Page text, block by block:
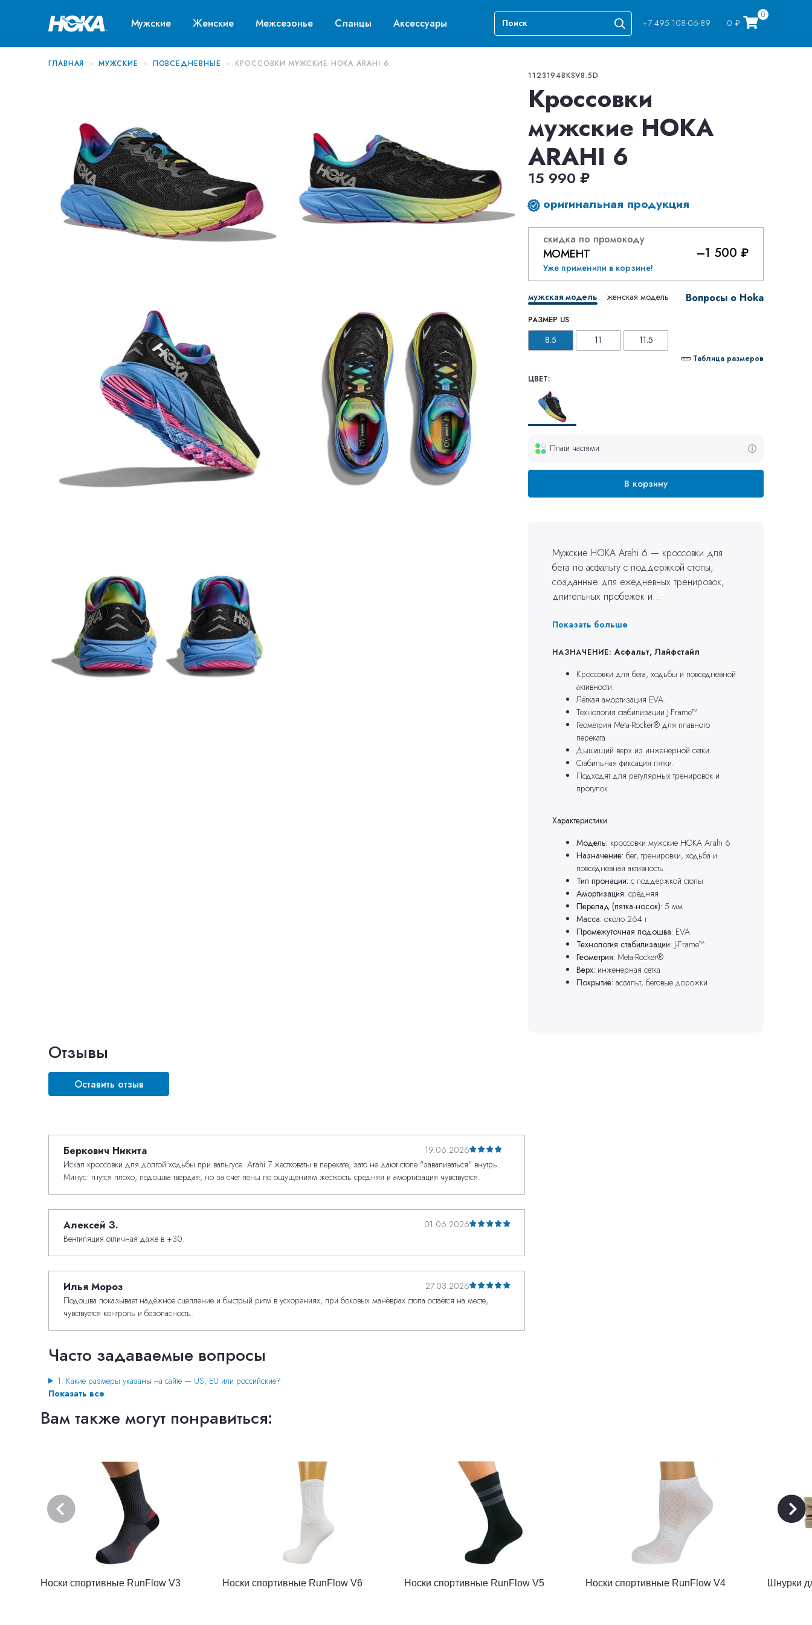
Мужские Женские Межсезонье Сланцы Аксессуары Go +7 495 108-06-89 0 ₽
0
ГЛАВНАЯ МУЖСКИЕ ПОВСЕДНЕВНЫЕ
КРОССОВКИ МУЖСКИЕ HOKA ARAHI 6
1123194BKSV8.5D
Кроссовки
мужские HOKA
ARAHI 6
15 990 ₽
оригинальная продукция
скидка по промокоду
МОМЕНТ
Уже применили в корзине!
–1 500 ₽
Вопросы о Hoka
мужская модель женская модель
РАЗМЕР US
8.5 11 11.5
Таблица размеров
ЦВЕТ:
Плати частями
В корзину
Мужские HOKA Arahi 6 — кроссовки для
бега по асфальту с поддержкой стопы,
созданные для ежедневных тренировок,
длительных пробежек и...
Показать больше
НАЗНАЧЕНИЕ:Асфальт, Лайфстайл
Кроссовки для бега, ходьбы и повседневной
активности.
Лёгкая амортизация EVA.
Технология стабилизации J-Frame™.
Геометрия Meta-Rocker® для плавного
переката.
Дышащий верх из инженерной сетки.
Стабильная фиксация пятки.
Подходят для регулярных тренировок и
прогулок.
Характеристики
Модель: кроссовки мужские HOKA Arahi 6
Назначение: бег, тренировки, ходьба и
повседневная активность
Тип пронации: с поддержкой стопы
Амортизация: средняя
Перепад (пятка-носок): 5 мм
Масса: около 264 г
Промежуточная подошва: EVA
Технология стабилизации: J-Frame™
Геометрия: Meta-Rocker®
Верх: инженерная сетка
Покрытие: асфальт, беговые дорожки
Отзывы
Оставить отзыв
Беркович Никита
19.06.2026
Искал кроссовки для долгой ходьбы при вальгусе. Arahi 7 жестковаты в перекате, зато не дают стопе "заваливаться" внутрь.
Минус: гнутся плохо, подошва твердая, но за счет пены по ощущениям жесткость средняя и амортизация чувствуется.
Алексей З.
01.06.2026
Вентиляция отличная даже в +30.
Илья Мороз
27.03.2026
Подошва показывает надёжное сцепление и быстрый ритм в ускорениях; при боковых манёврах стопа остаётся на месте,
чувствуется контроль и безопасность.
Часто задаваемые вопросы
1. Какие размеры указаны на сайте — US, EU или российские?
Показать все
Вам также могут понравиться:
Носки спортивные RunFlow V3 Носки спортивные RunFlow V6 Носки спортивные RunFlow V5 Носки спортивные RunFlow V4 Шнурки